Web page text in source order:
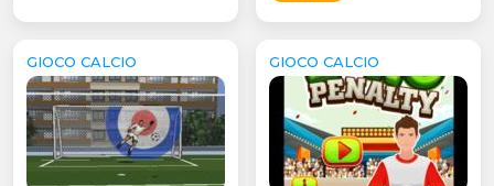
GIOCO CALCIO GIOCO CALCIO